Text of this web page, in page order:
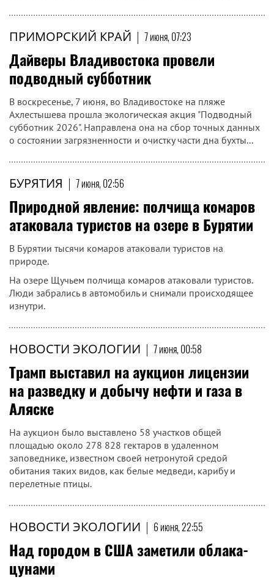
ПРИМОРСКИЙ КРАЙ | 7 июня, 07:23
Дайверы Владивостока провели
подводный субботник
В воскресенье, 7 июня, во Владивостоке на пляже
Ахлестышева прошла экологическая акция "Подводный
субботник 2026". Направлена она на сбор точных данных
о состоянии загрязненности и очистку части дна бухты...
БУРЯТИЯ | 7 июня, 02:56
Природной явление: полчища комаров
атаковала туристов на озере в Бурятии
В Бурятии тысячи комаров атаковали туристов на
природе.
На озере Щучьем полчища комаров атаковали туристов.
Люди забрались в автомобиль и снимали происходящее
изнутри.
НОВОСТИ ЭКОЛОГИИ | 7 июня, 00:58
Трамп выставил на аукцион лицензии
на разведку и добычу нефти и газа в
Аляске
На аукцион было выставлено 58 участков общей
площадью около 278 828 гектаров в удаленном
заповеднике, известном своей нетронутой средой
обитания таких видов, как белые медведи, карибу и
перелетные птицы.
НОВОСТИ ЭКОЛОГИИ | 6 июня, 22:55
Над городом в США заметили облака-
цунами